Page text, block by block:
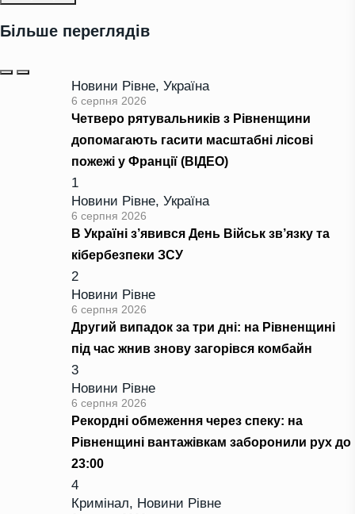
Більше переглядів
Новини Рівне, Україна
6 серпня 2026
Четверо рятувальників з Рівненщини
допомагають гасити масштабні лісові
пожежі у Франції (ВІДЕО)
1
Новини Рівне, Україна
6 серпня 2026
В Україні з’явився День Військ зв’язку та
кібербезпеки ЗСУ
2
Новини Рівне
6 серпня 2026
Другий випадок за три дні: на Рівненщині
під час жнив знову загорівся комбайн
3
Новини Рівне
6 серпня 2026
Рекордні обмеження через спеку: на
Рівненщині вантажівкам заборонили рух до
23:00
4
Кримінал, Новини Рівне